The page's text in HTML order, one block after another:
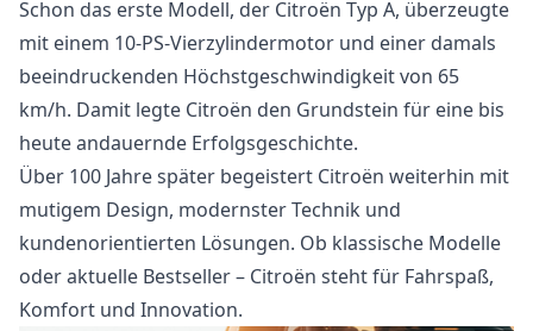
Schon das erste Modell, der Citroën Typ A, überzeugte
mit einem 10-PS-Vierzylindermotor und einer damals
beeindruckenden Höchstgeschwindigkeit von 65
km/h. Damit legte Citroën den Grundstein für eine bis
heute andauernde Erfolgsgeschichte.
Über 100 Jahre später begeistert Citroën weiterhin mit
mutigem Design, modernster Technik und
kundenorientierten Lösungen. Ob klassische Modelle
oder aktuelle Bestseller – Citroën steht für Fahrspaß,
Komfort und Innovation.